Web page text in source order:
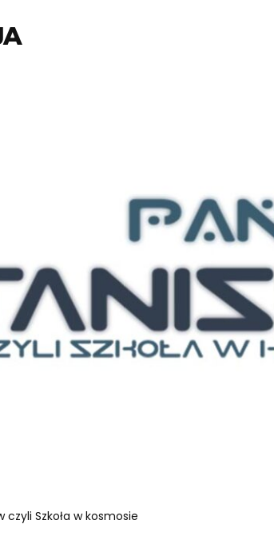
czyli Szkoła w kosmosie